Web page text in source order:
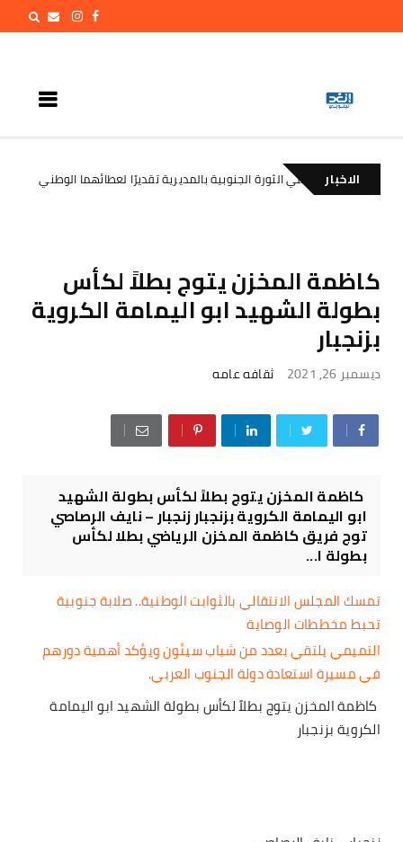
الاخبار
تكرّم مناضلي الثورة الجنوبية بالمديرية تقديرًا لعطائهما الوطني
كاظمة المخزن يتوج بطلاً لكأس
بطولة الشهيد ابو اليمامة الكروية
بزنجبار
ديسمبر 26, 2021 ثقافه عامه
كاظمة المخزن يتوج بطلاً لكأس بطولة الشهيد
ابو اليمامة الكروية بزنجبار زنجبار – نايف الرصاصي
توج فريق كاظمة المخزن الرياضي بطلا لكأس
بطولة ا...
تمسك المجلس الانتقالي بالثوابت الوطنية.. صلابة جنوبية
تحبط مخططات الوصاية
التميمي يلتقي بعدد من شباب سيئون ويؤكد أهمية دورهم
في مسيرة استعادة دولة الجنوب العربي.
كاظمة المخزن يتوج بطلاً لكأس بطولة الشهيد ابو اليمامة
الكروية بزنجبار